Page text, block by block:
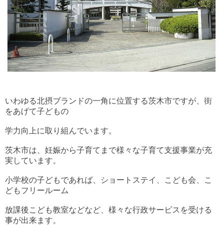
いわゆる北摂ブランドの一角に位置する茨木市ですが、街
をあげて子どもの
学力向上に取り組んでいます。
茨木市は、妊娠から子育てまで様々な子育て支援事業が充
実しています。
小学校の子どもであれば、ショートステイ、こども会、こ
どもフリールーム
放課後こども教室などなど、様々な行政サービスを受ける
事が出来ます。